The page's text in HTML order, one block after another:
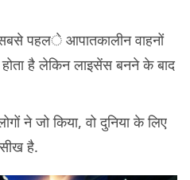
पहले आपातकालीन वाहनों
है लेकिन लाइसेंस बनने के बाद
ने जो किया, वो दुनिया के लिए
है.